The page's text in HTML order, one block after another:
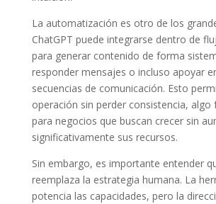
La automatización es otro de los
ChatGPT puede integrarse dentro de
para generar contenido de forma
responder mensajes o incluso apoyar
secuencias de comunicación. Esto
operación sin perder consistencia, algo
para negocios que buscan crecer sin
significativamente sus recursos.
Sin embargo, es importante entender
reemplaza la estrategia humana. La
potencia las capacidades, pero la